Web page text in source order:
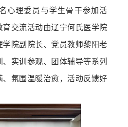
心理委员与学生骨干参加活
交流活动由辽宁何氏医学院
院副院长、党员教师黎阳老
实训参观、团体辅导等系列
氛围温暖治愈，活动反馈好